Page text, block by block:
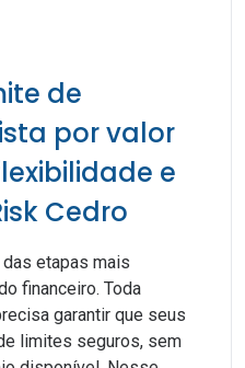
de
por valor
e
Cedro
etapas mais
financeiro. Toda
garantir que seus
limites seguros, sem